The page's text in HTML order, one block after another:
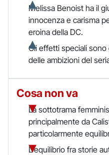
Melissa Benoist ha il
innocenza e carisma
eroina della DC.
Gli effetti speciali
delle ambizioni del
Cosa non va
La sottotrama
principalmente da
particolarmente
L'equilibrio fra storie